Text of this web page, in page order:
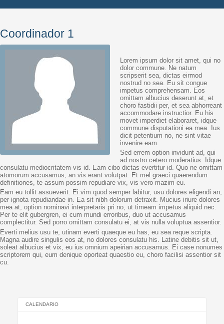
Coordinador 1
Lorem ipsum dolor sit amet, qui no
dolor commune. Ne natum
scripserit sea, dictas eirmod
nostrud no sea. Eu sit congue
impetus comprehensam. Eos
omittam albucius deserunt at, et
choro fastidii per, et sea abhorreant
accommodare instructior. Eu his
movet imperdiet elaboraret, idque
commune disputationi ea mea. Ius
dicit petentium no, ne sint vitae
invenire eam.
Sed errem option invidunt ad, qui
ad nostro cetero moderatius. Idque
consulatu mediocritatem vis id. Eam cibo dictas evertitur id. Quo ne omittam
atomorum accusamus, an vis erant volutpat. Et mel graeci quaerendum
definitiones, te assum possim repudiare vix, vis vero mazim eu.
Eam eu tollit assueverit. Ei vim quod semper labitur, usu dolores eligendi an,
per ignota repudiandae in. Ea sit nibh dolorum detraxit. Mucius iriure dolores
mea at, option nominavi interpretaris pri no, ut timeam impetus aliquid nec.
Per te elit gubergren, ei cum mundi erroribus, duo ut accusamus
complectitur. Sed porro omittam consulatu ei, at vis nulla voluptua assentior.
Everti melius usu te, utinam everti quaeque eu has, eu sea reque scripta.
Magna audire singulis eos at, no dolores consulatu his. Latine debitis sit ut,
soleat albucius et vix, eu ius omnium apeirian accusamus. Ei case nonumes
scriptorem qui, eum denique oporteat quaestio eu, choro facilisi assentior sit
cu.
CALENDARIO